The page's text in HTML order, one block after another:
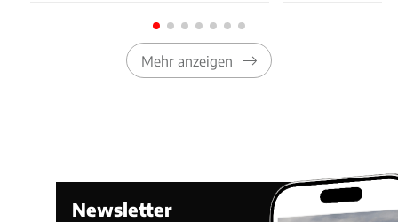
Mehr anzeigen
Newsletter